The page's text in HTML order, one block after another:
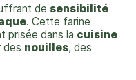
de sensibilité
. Cette farine
prisée dans la cuisine
des nouilles, des